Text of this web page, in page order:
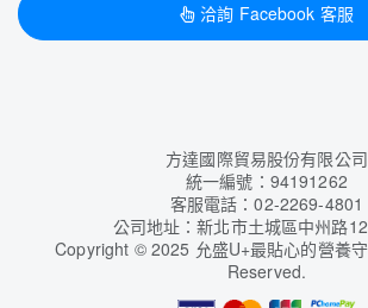
洽詢 Facebook 客服
方達國際貿易股份有限公司
統一編號：94191262
客服電話：02-2269-4801
公司地址：新北市土城區中州路
Copyright ©2025 允盛U+最貼心的營養
Reserved.